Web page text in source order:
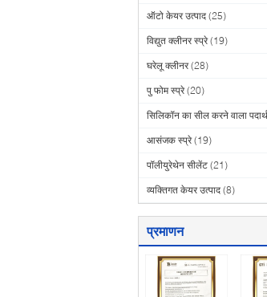
ऑटो केयर उत्पाद (25)
विद्युत क्लीनर स्प्रे (19)
घरेलू क्लीनर (28)
पु फोम स्प्रे (20)
सिलिकॉन का सील करने वाला पदार्थ
आसंजक स्प्रे (19)
पॉलीयुरेथेन सीलेंट (21)
व्यक्तिगत केयर उत्पाद (8)
प्रमाणन